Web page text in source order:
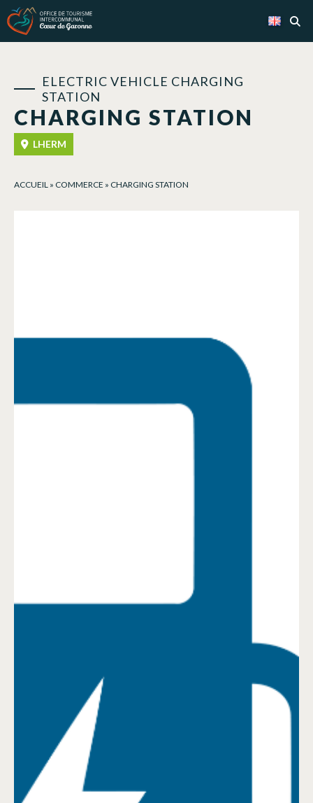
CHARGING STATION
ELECTRIC VEHICLE CHARGING
STATION
LHERM
ACCUEIL » COMMERCE » CHARGING STATION
Cookies management panel